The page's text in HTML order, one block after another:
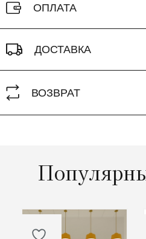
ОПЛАТА
ДОСТАВКА
ВОЗВРАТ